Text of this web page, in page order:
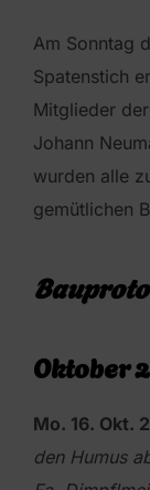
Am Sonntag
Spatenstich
Mitglieder
Johann
wurden alle
gemütlichen
Oktober
Mo. 16. Okt.
den Humus